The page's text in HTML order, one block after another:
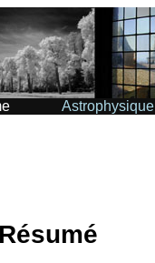
Astrophysique
Résumé